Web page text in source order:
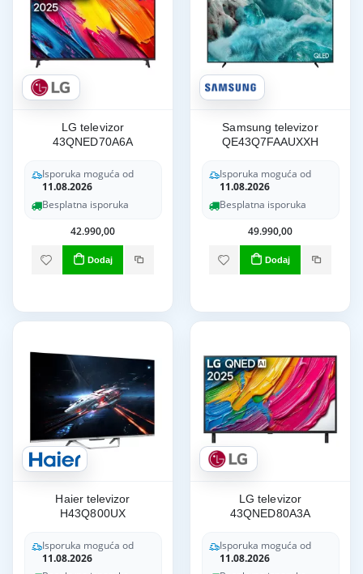
LG televizor
43QNED70A6A
Isporuka moguća od
11.08.2026
Besplatna isporuka
42.990,00
Dodaj
Samsung televizor
QE43Q7FAAUXXH
Isporuka moguća od
11.08.2026
Besplatna isporuka
49.990,00
Dodaj
Haier televizor
H43Q800UX
Isporuka moguća od
11.08.2026
LG televizor
43QNED80A3A
Isporuka moguća od
11.08.2026